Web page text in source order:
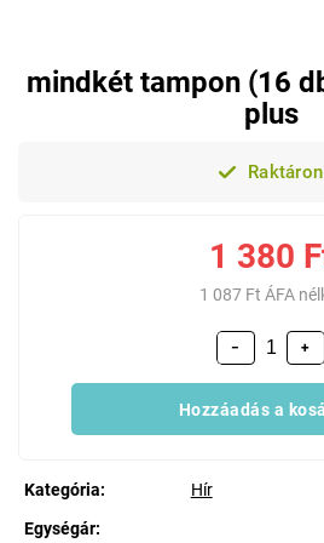
mindkét tampon (16
plus
Raktáron
1 380
1 087 Ft ÁFA
+
−
Hozzáadás a
Kategória:
Hír
Egységár: